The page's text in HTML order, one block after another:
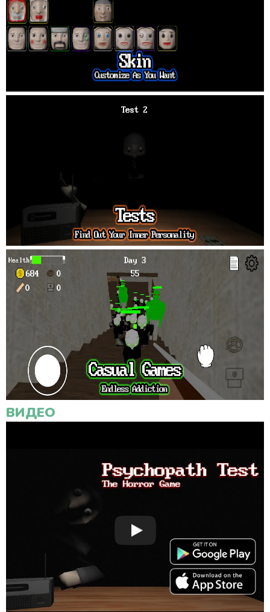
ВИДЕО